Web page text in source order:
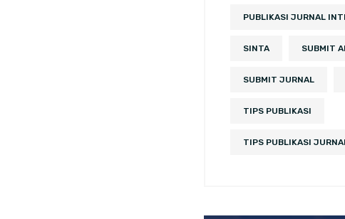
PUBLIKASI JURNAL
SINTA SUBMIT
SUBMIT JURNAL
TIPS PUBLIKASI
TIPS PUBLIKASI